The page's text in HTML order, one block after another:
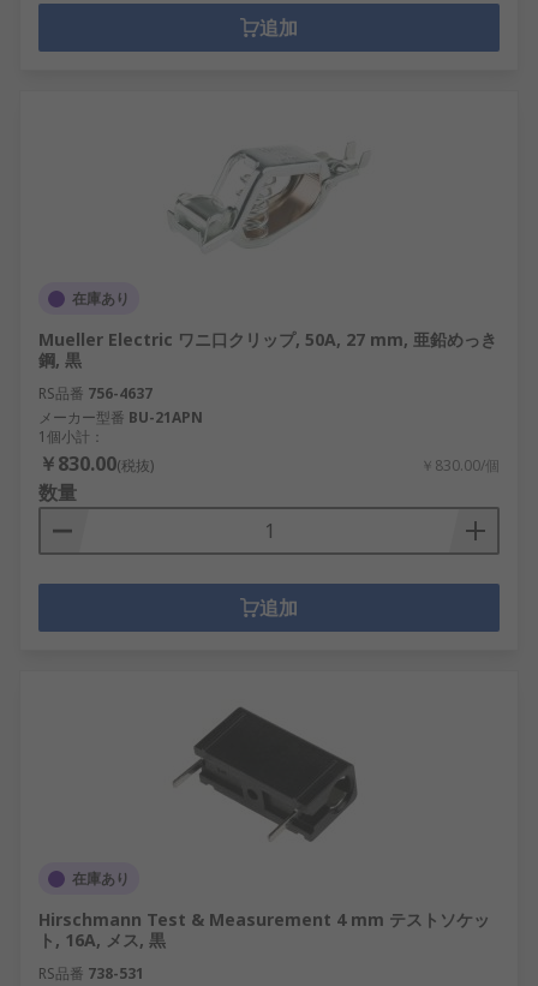
追加
在庫あり
Mueller Electric ワニ口クリップ, 50A, 27 mm, 亜鉛めっき
鋼, 黒
RS品番 756-4637
メーカー型番 BU-21APN
1個小計：
￥830.00(税抜) ￥830.00/個
数量
追加
在庫あり
Hirschmann Test & Measurement 4 mm テストソケッ
ト, 16A, メス, 黒
RS品番 738-531